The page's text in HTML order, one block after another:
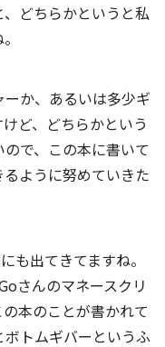
どちらかというと私
か、あるいは多少ギ
ど、どちらかという
で、この本に書いて
ように努めていきた
も出てきてますね。
さんのマネースクリ
本のことが書かれて
トムギバーというふ